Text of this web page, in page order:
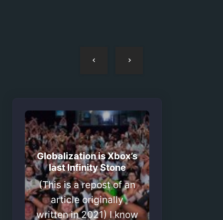
Globalization is Xbox’s
last Infinity Stone
(This is a repost of an
article originally
written in 2021) I know